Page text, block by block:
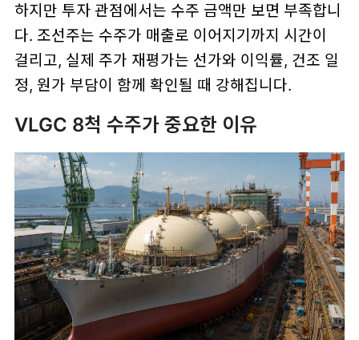
하지만 투자 관점에서는 수주 금액만 보면 부족합니
다. 조선주는 수주가 매출로 이어지기까지 시간이
걸리고, 실제 주가 재평가는 선가와 이익률, 건조 일
정, 원가 부담이 함께 확인될 때 강해집니다.
VLGC 8척 수주가 중요한 이유